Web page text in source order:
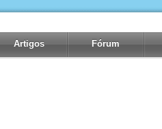
Artigos Fórum